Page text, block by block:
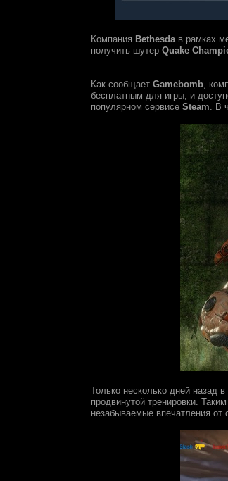
Компания Bethesdaв рамках
получить шутер Quake
Как сообщает Gamebomb,
бесплатным для игры, и
популярном сервисе Steam. В
Только несколько дней назад в
продвинутой тренировки.
незабываемые впечатления от